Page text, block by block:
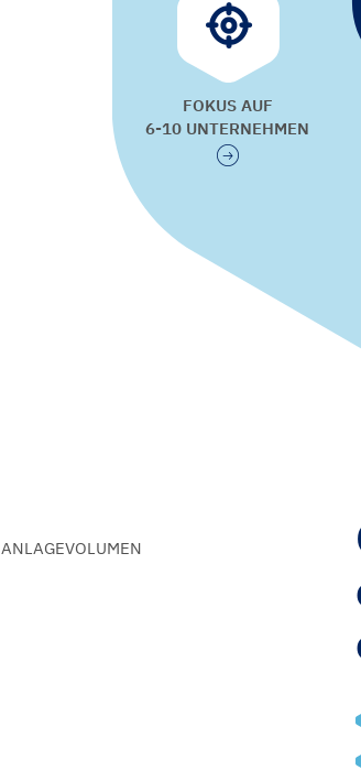
FOKUS AUF
6-10 UNTERNEHMEN
ANLAGEVOLUMEN